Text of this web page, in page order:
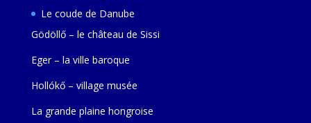
Le coude de Danube
Gödöllő – le château de Sissi
Eger – la ville baroque
Hollókő – village musée
La grande plaine hongroise